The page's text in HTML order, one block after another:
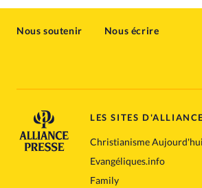
Nous soutenir Nous écrire
LES SITES
Christianisme Aujourd'hui
Evangéliques.info
Family